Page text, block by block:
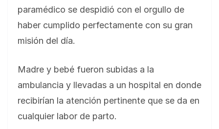
paramédico se despidió con el orgullo de
haber cumplido perfectamente con su gran
misión del día.
Madre y bebé fueron subidas a la
ambulancia y llevadas a un hospital en donde
recibirían la atención pertinente que se da en
cualquier labor de parto.